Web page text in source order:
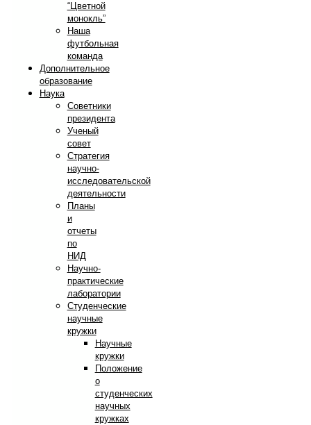
“Цветной
монокль”
Наша
футбольная
команда
Дополнительное
образование
Наука
Советники
президента
Ученый
совет
Стратегия
научно-
исследовательской
деятельности
Планы
и
отчеты
по
НИД
Научно-
практические
лаборатории
Студенческие
научные
кружки
Научные
кружки
Положение
о
студенческих
научных
кружках